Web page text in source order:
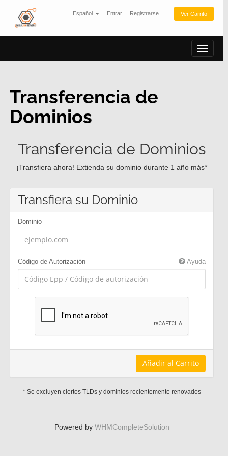
Español Entrar Registrarse Ver Carrito
Transferencia de
Dominios
Transferencia de Dominios
¡Transfiera ahora! Extienda su dominio durante 1 año más*
Transfiera su Dominio
Dominio
Código de Autorización Ayuda
Añadir al Carrito
* Se excluyen ciertos TLDs y dominios recientemente renovados
Powered by WHMCompleteSolution